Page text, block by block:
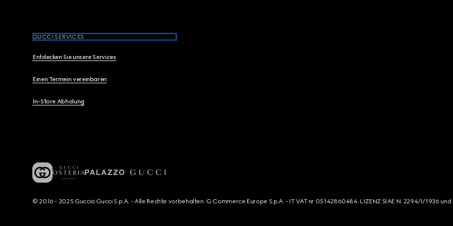
GUCCI SERVICES
Entdecken Sie unsere Services
Einen Termein vereinbaren
In-Store Abholung
© 2016 - 2025 Guccio Gucci S.p.A. - Alle Rechte vorbehalten. G Commerce Europe S.p.A. - IT VAT nr 05142860484. LIZENZ SIAE N. 2294/I/1936